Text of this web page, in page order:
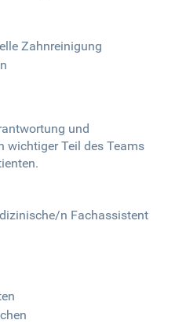
Zahnreinigung
und
wichtiger Teil des Teams
n Fachassistent